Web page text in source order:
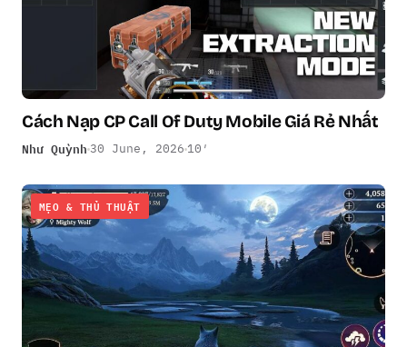
Cách Nạp CP Call Of Duty Mobile Giá Rẻ Nhất
Như Quỳnh 30 June, 2026 10′
MẸO & THỦ THUẬT